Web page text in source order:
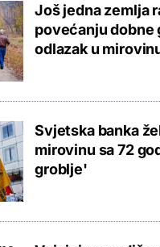
Još jedna zemlja
povećanju dobne
odlazak u
Svjetska banka
mirovinu sa 72
groblje'